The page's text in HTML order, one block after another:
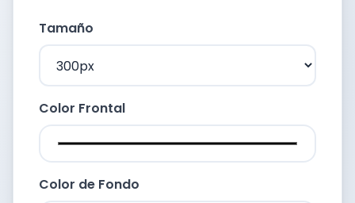
Tamaño
Color Frontal
Color de Fondo